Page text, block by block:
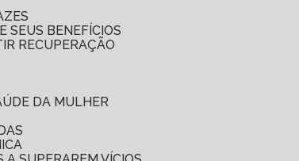
SEUS BENEFÍCIOS
RECUPERAÇÃO
DA MULHER